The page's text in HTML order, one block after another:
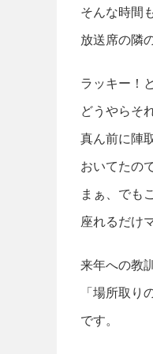
そんな時間
放送席の隣
ラッキー！
どうやらそ
真ん前に陣
おいてたの
まぁ、でも
座れるだけ
来年への教訓
「場所取り
です。